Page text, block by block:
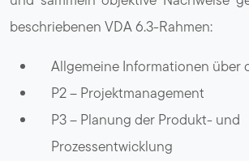
beschriebenen VDA 6.3-Rahmen:
Allgemeine Informationen über
P2 – Projektmanagement
P3 – Planung der Produkt- und
Prozessentwicklung